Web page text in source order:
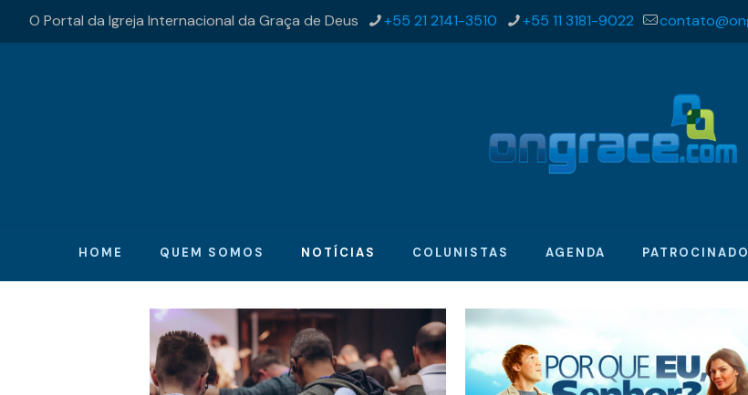
O Portal da Igreja Internacional da Graça de Deus +55 21 2141-3510 +55 11 3181-9022
HOME QUEM SOMOS NOTÍCIAS COLUNISTAS AGENDA